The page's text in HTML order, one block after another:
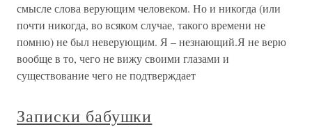
смысле слова верующим человеком. Но и никогда (или
почти никогда, во всяком случае, такого времени не
помню) не был неверующим. Я – незнающий.Я не верю
вообще в то, чего не вижу своими глазами и
существование чего не подтверждает
Записки бабушки